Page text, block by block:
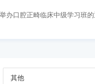
办口腔正畸临床中级学习班
其他